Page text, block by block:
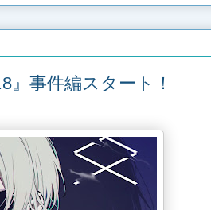
』事件編スタート！